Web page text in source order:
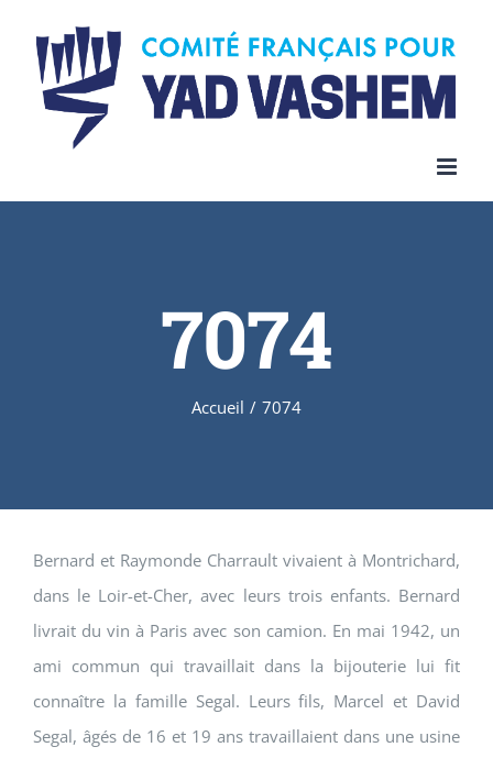
content
7074
Accueil / 7074
Bernard et Raymonde Charrault vivaient à Montrichard,
dans le Loir-et-Cher, avec leurs trois enfants. Bernard
livrait du vin à Paris avec son camion. En mai 1942, un
ami commun qui travaillait dans la bijouterie lui fit
connaître la famille Segal. Leurs fils, Marcel et David
Segal, âgés de 16 et 19 ans travaillaient dans une usine